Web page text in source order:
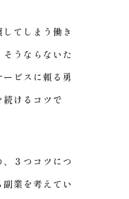
てしまう働き
うならないた
ビスに頼る勇
けるコツで
３つコツにつ
業を考えてい